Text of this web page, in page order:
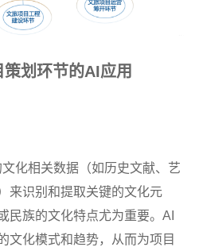
划环节的AI应用
化相关数据（如历史文献、艺
来识别和提取关键的文化元
民族的文化特点尤为重要。AI
文化模式和趋势，从而为项目